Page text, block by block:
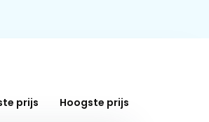
prijs Hoogste prijs